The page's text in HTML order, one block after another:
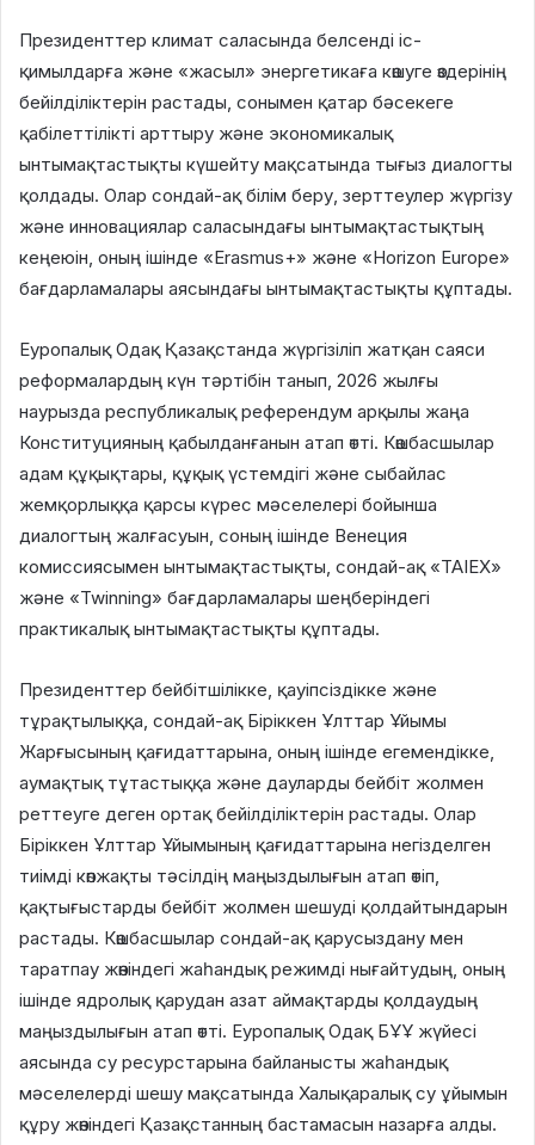
Президенттер климат саласында белсенді іс-
қимылдарға және «жасыл» энергетикаға көшуге өздерінің
бейілділіктерін растады, сонымен қатар бәсекеге
қабілеттілікті арттыру және экономикалық
ынтымақтастықты күшейту мақсатында тығыз диалогты
қолдады. Олар сондай-ақ білім беру, зерттеулер жүргізу
және инновациялар саласындағы ынтымақтастықтың
кеңеюін, оның ішінде «Erasmus+» және «Horizon Europe»
бағдарламалары аясындағы ынтымақтастықты құптады.
Еуропалық Одақ Қазақстанда жүргізіліп жатқан саяси
реформалардың күн тәртібін танып, 2026 жылғы
наурызда республикалық референдум арқылы жаңа
Конституцияның қабылданғанын атап өтті. Көшбасшылар
адам құқықтары, құқық үстемдігі және сыбайлас
жемқорлыққа қарсы күрес мәселелері бойынша
диалогтың жалғасуын, соның ішінде Венеция
комиссиясымен ынтымақтастықты, сондай-ақ «TAIEX»
және «Twinning» бағдарламалары шеңберіндегі
практикалық ынтымақтастықты құптады.
Президенттер бейбітшілікке, қауіпсіздікке және
тұрақтылыққа, сондай-ақ Біріккен Ұлттар Ұйымы
Жарғысының қағидаттарына, оның ішінде егемендікке,
аумақтық тұтастыққа және дауларды бейбіт жолмен
реттеуге деген ортақ бейілділіктерін растады. Олар
Біріккен Ұлттар Ұйымының қағидаттарына негізделген
тиімді көпжақты тәсілдің маңыздылығын атап өтіп,
қақтығыстарды бейбіт жолмен шешуді қолдайтындарын
растады. Көшбасшылар сондай-ақ қарусыздану мен
таратпау жөніндегі жаһандық режимді нығайтудың, оның
ішінде ядролық қарудан азат аймақтарды қолдаудың
маңыздылығын атап өтті. Еуропалық Одақ БҰҰ жүйесі
аясында су ресурстарына байланысты жаһандық
мәселелерді шешу мақсатында Халықаралық су ұйымын
құру жөніндегі Қазақстанның бастамасын назарға алды.